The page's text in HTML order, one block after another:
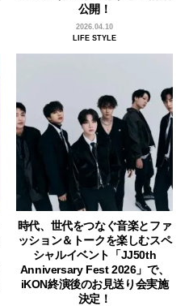
公開！
2026.04.10
LIFE STYLE
時代、世代をつなぐ音楽とファ
ッション＆トークを楽しむスペ
シャルイベント「JJ50th
Anniversary Fest 2026」で、
iKON終演後のお見送り会実施
決定！